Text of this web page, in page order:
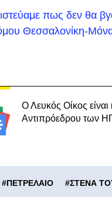
πως δεν θα
Θεσσαλονίκη-
Ο Λευκός Οίκος
Αντιπρόεδρου των
#ΠΕΤΡΕΛΑΙΟ #ΣΤΕΝΑ